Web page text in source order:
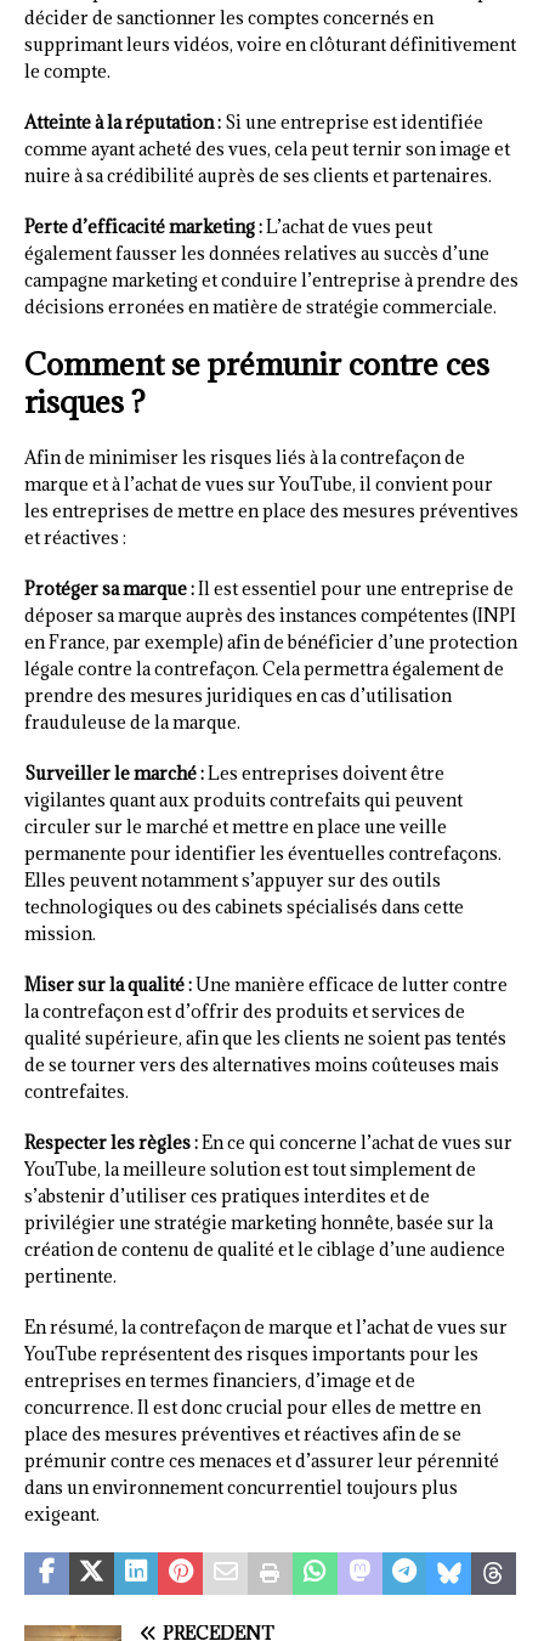
décider de sanctionner les comptes concernés en
supprimant leurs vidéos, voire en clôturant définitivement
le compte.
Atteinte à la réputation : Si une entreprise est identifiée
comme ayant acheté des vues, cela peut ternir son image et
nuire à sa crédibilité auprès de ses clients et partenaires.
Perte d’efficacité marketing :L’achat de vues peut
également fausser les données relatives au succès d’une
campagne marketing et conduire l’entreprise à prendre des
décisions erronées en matière de stratégie commerciale.
Comment se prémunir contre ces
risques ?
Afin de minimiser les risques liés à la contrefaçon de
marque et à l’achat de vues sur YouTube, il convient pour
les entreprises de mettre en place des mesures préventives
et réactives :
Protéger sa marque :Il est essentiel pour une entreprise de
déposer sa marque auprès des instances compétentes (INPI
en France, par exemple) afin de bénéficier d’une protection
légale contre la contrefaçon. Cela permettra également de
prendre des mesures juridiques en cas d’utilisation
frauduleuse de la marque.
Surveiller le marché :Les entreprises doivent être
vigilantes quant aux produits contrefaits qui peuvent
circuler sur le marché et mettre en place une veille
permanente pour identifier les éventuelles contrefaçons.
Elles peuvent notamment s’appuyer sur des outils
technologiques ou des cabinets spécialisés dans cette
mission.
Miser sur la qualité :Une manière efficace de lutter contre
la contrefaçon est d’offrir des produits et services de
qualité supérieure, afin que les clients ne soient pas tentés
de se tourner vers des alternatives moins coûteuses mais
contrefaites.
Respecter les règles :En ce qui concerne l’achat de vues sur
YouTube, la meilleure solution est tout simplement de
s’abstenir d’utiliser ces pratiques interdites et de
privilégier une stratégie marketing honnête, basée sur la
création de contenu de qualité et le ciblage d’une audience
pertinente.
En résumé, la contrefaçon de marque et l’achat de vues sur
YouTube représentent des risques importants pour les
entreprises en termes financiers, d’image et de
concurrence. Il est donc crucial pour elles de mettre en
place des mesures préventives et réactives afin de se
prémunir contre ces menaces et d’assurer leur pérennité
dans un environnement concurrentiel toujours plus
exigeant.
PRÉCÉDENT